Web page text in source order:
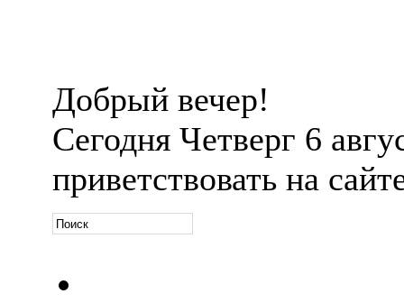
Добрый вечер!
Сегодня Четверг 6
приветствовать на